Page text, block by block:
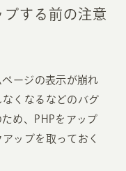
プする前の注意
ージの表示が崩れ
くなるなどのバグ
め、PHPをアップ
ップを取っておく